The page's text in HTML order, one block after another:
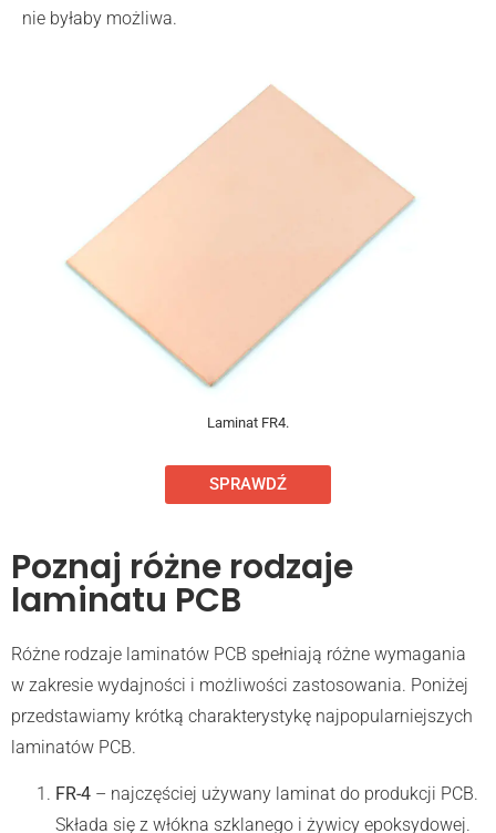
nie byłaby możliwa.
Laminat FR4.
SPRAWDŹ
Poznaj różne rodzaje
laminatu PCB
Różne rodzaje laminatów PCB spełniają różne wymagania
w zakresie wydajności i możliwości zastosowania. Poniżej
przedstawiamy krótką charakterystykę najpopularniejszych
laminatów PCB.
FR-4 – najczęściej używany laminat do produkcji PCB.
Składa się z włókna szklanego i żywicy epoksydowej.